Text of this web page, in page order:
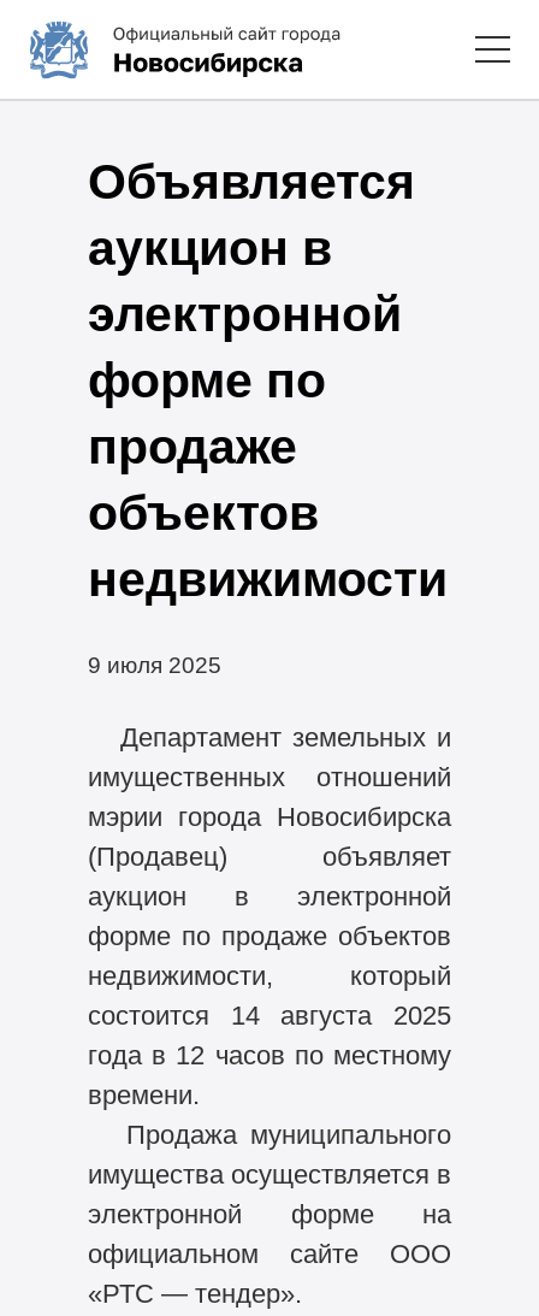
Объявляется
аукцион в
электронной
форме по
продаже
объектов
недвижимости
9 июля 2025
Департамент земельных и
имущественных отношений
мэрии города Новосибирска
(Продавец) объявляет
аукцион в электронной
форме по продаже объектов
недвижимости, который
состоится 14 августа 2025
года в 12 часов по местному
времени.
Продажа муниципального
имущества осуществляется в
электронной форме на
официальном сайте ООО
«РТС — тендер».